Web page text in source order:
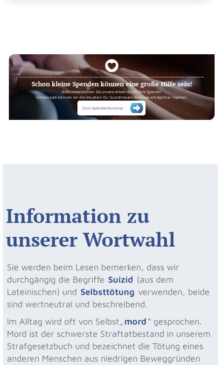
Schon kleine Spenden können eine große Hilfe sein!
Bitte unterstützen Sie unsere Arbeit durch Ihre Spende!
Gemeinsam können wir die Situation für Suizidtrauernde etwas erträglicher machen.
Zum Spendenformular
Information zu
unserer Wortwahl
Sie werden beim Lesen bemerken, dass wir
durchgängig die Begriffe Suizid (aus dem
Lateinischen) und Selbsttötung verwenden, beide
sind wertneutral und beschreibend.
Im Alltag wird oft von Selbst„mord“ gesprochen.
Mord ist der schwerste Straftatbestand in unserem
Strafgesetzbuch und bezeichnet die Tötung eines
anderen Menschen aus niedrigen Beweggründen